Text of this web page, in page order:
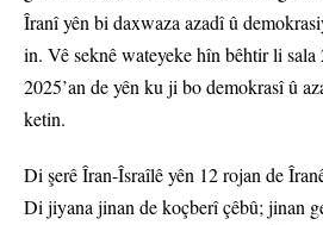
Îranî yên bi daxwaza azadî û
in. Vê seknê wateyeke hîn bêhtir li sala
2025’an de yên ku ji bo demokrasî û
ketin.
Di şerê Îran-Îsraîlê yên 12 rojan de
Di jiyana jinan de koçberî çêbû; jinan